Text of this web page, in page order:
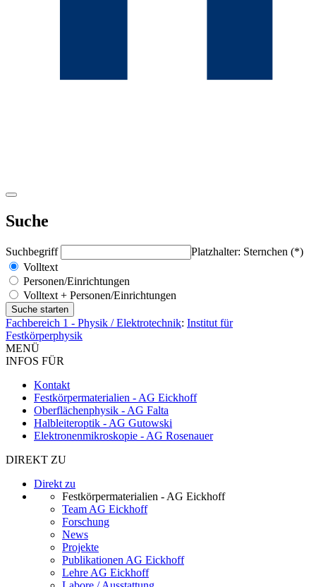
Suche
Suchbegriff
Platzhalter: Sternchen (*)
Volltext
Personen/Einrichtungen
Volltext + Personen/Einrichtungen
Fachbereich 1 - Physik / Elektrotechnik: Institut für
Festkörperphysik
MENÜ
INFOS FÜR
Kontakt
Festkörpermaterialien - AG Eickhoff
Oberflächenphysik - AG Falta
Halbleiteroptik - AG Gutowski
Elektronenmikroskopie - AG Rosenauer
DIREKT ZU
Direkt zu
Festkörpermaterialien - AG Eickhoff
Team AG Eickhoff
Forschung
News
Projekte
Publikationen AG Eickhoff
Lehre AG Eickhoff